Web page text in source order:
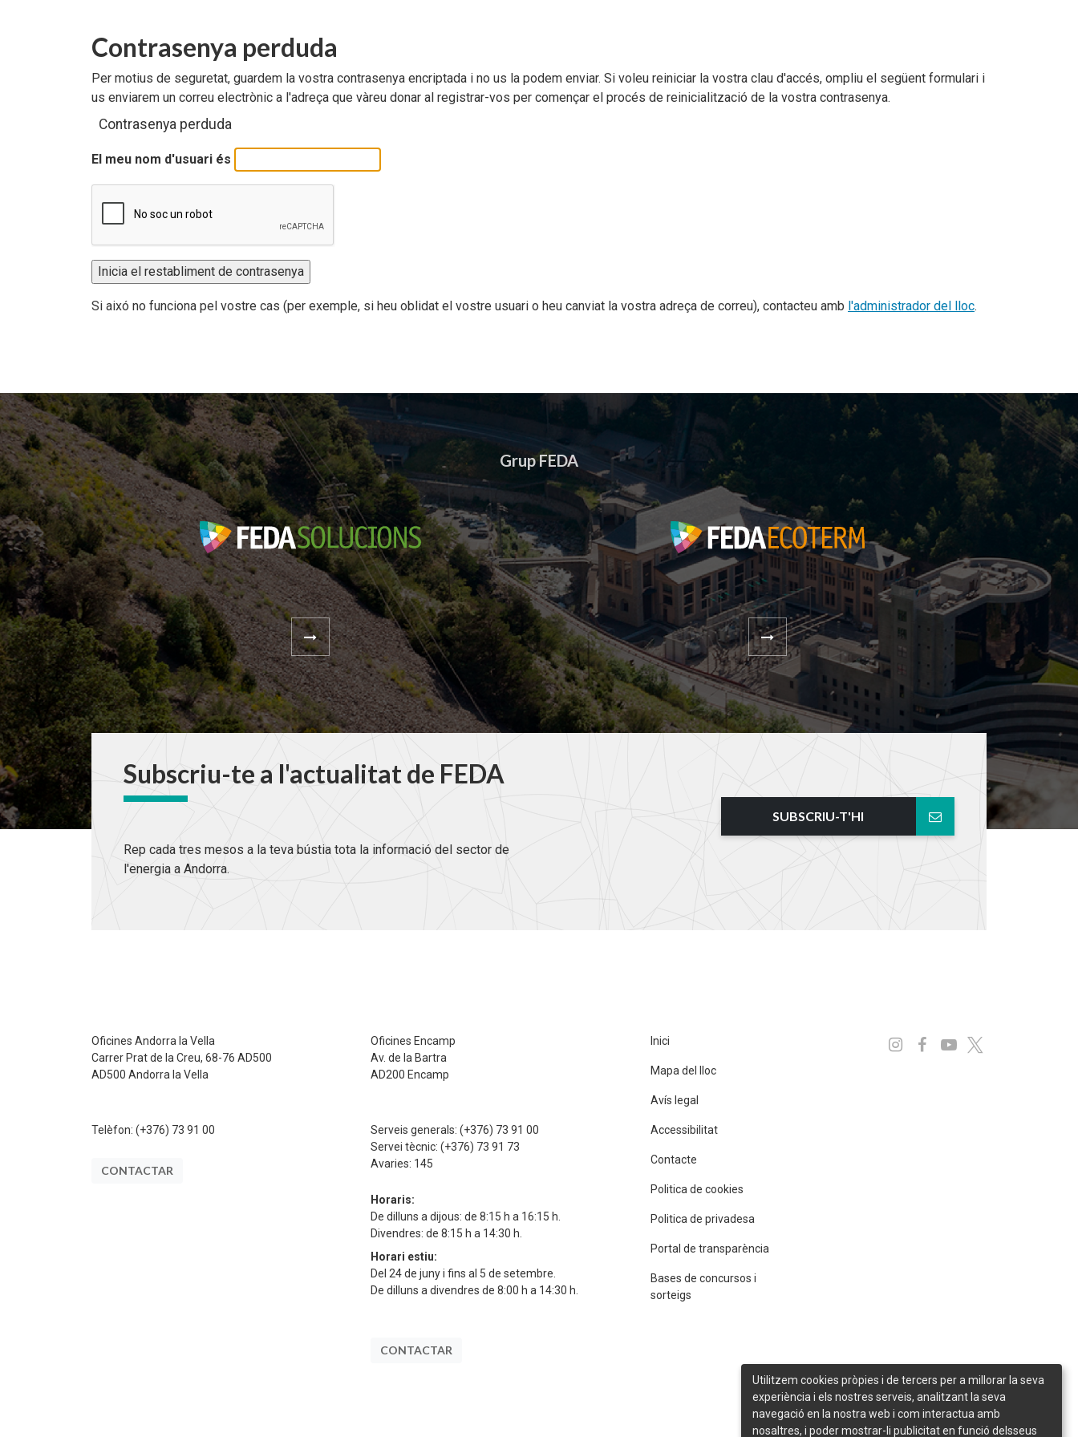
Documents per descarregar
Aplicacions per descarregar
Documents per descarregar
APPs per descarregar
Peticions
Medi ambient, seguretat i salut
FEDA, més que energia
Contrasenya perduda
Per motius de seguretat, guardem la vostra contrasenya encriptada i no us la podem enviar. Si voleu reiniciar la vostra clau d'accés, ompliu el següent formulari i
us enviarem un correu electrònic a l'adreça que vàreu donar al registrar-vos per començar el procés de reinicialització de la vostra contrasenya.
Contrasenya perduda
El meu nom d'usuari és
Si aixó no funciona pel vostre cas (per exemple, si heu oblidat el vostre usuari o heu canviat la vostra adreça de correu), contacteu amb l'administrador del lloc.
Grup FEDA
Subscriu-te a l'actualitat de FEDA
Rep cada tres mesos a la teva bústia tota la informació del sector de
l'energia a Andorra.
SUBSCRIU-T'HI
Oficines Andorra la Vella
Carrer Prat de la Creu, 68-76 AD500
AD500 Andorra la Vella
Telèfon: (+376) 73 91 00
CONTACTAR
Oficines Encamp
Av. de la Bartra
AD200 Encamp
Serveis generals:(+376) 73 91 00
Servei tècnic:(+376) 73 91 73
Avaries: 145
Horaris:
De dilluns a dijous: de 8:15 h a 16:15 h.
Divendres: de 8:15 h a 14:30 h.
Horari estiu:
Del 24 de juny i fins al 5 de setembre.
De dilluns a divendres de 8:00 h a 14:30 h.
CONTACTAR
Inici
Mapa del lloc
Avís legal
Accessibilitat
Contacte
Politica de cookies
Politica de privadesa
Portal de transparència
Bases de concursos i
sorteigs
Instagram
Facebook
Youtube
Utilitzem cookies pròpies i de tercers per a millorar la seva
experiència i els nostres serveis, analitzant la seva
navegació en la nostra web i com interactua amb
nosaltres, i poder mostrar-li publicitat en funció delsseus